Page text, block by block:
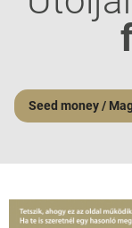
Seed money /